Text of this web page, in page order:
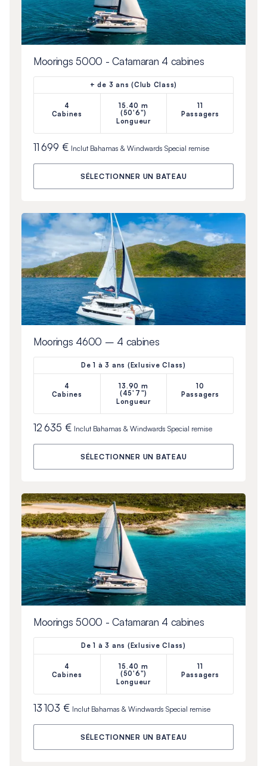
Moorings 5000 - Catamaran 4 cabines
+ de 3 ans (Club Class)
4
Cabines
15.40 m
(50'6")
Longueur
11
Passagers
11 699 € Inclut Bahamas & Windwards Special remise
SÉLECTIONNER UN BATEAU
Moorings 4600 – 4 cabines
De 1 à 3 ans (Exlusive Class)
4
Cabines
13.90 m
(45'7")
Longueur
10
Passagers
12 635 € Inclut Bahamas & Windwards Special remise
SÉLECTIONNER UN BATEAU
Moorings 5000 - Catamaran 4 cabines
De 1 à 3 ans (Exlusive Class)
4
Cabines
15.40 m
(50'6")
Longueur
11
Passagers
13 103 € Inclut Bahamas & Windwards Special remise
SÉLECTIONNER UN BATEAU